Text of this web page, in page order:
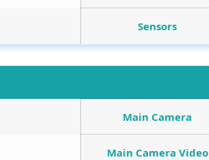
Sensors
Main Camera
Main Camera Video